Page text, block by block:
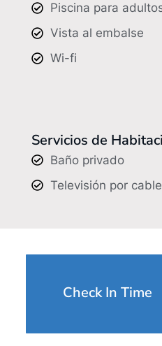
Piscina para
Vista al embalse
Wi-fi
Servicios de
Baño privado
Televisión por
Check In Time